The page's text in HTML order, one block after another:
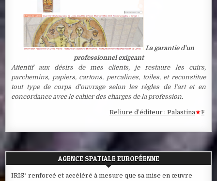
La garantie d'un
professionnel exigeant
Attentif aux désirs de mes clients, je restaure les cuirs,
parchemins, papiers, cartons, percalines, toiles, et reconstitue
tout type de corps d'ouvrage selon les règles de l’art et en
concordance avec le cahier des charges de la profession.
Reliure d’éditeur : Palastina★
AGENCE SPATIALE EUROPÉENNE
IRIS² renforcé et accéléré à mesure que sa mise en œuvre